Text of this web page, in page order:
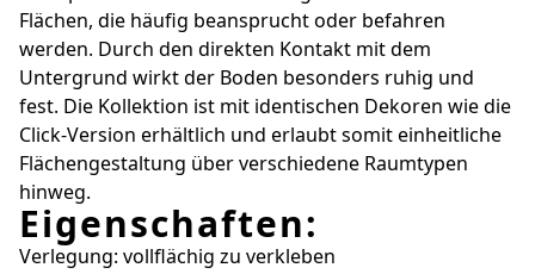
Flächen, die häufig beansprucht oder befahren
werden. Durch den direkten Kontakt mit dem
Untergrund wirkt der Boden besonders ruhig und
fest. Die Kollektion ist mit identischen Dekoren wie die
Click-Version erhältlich und erlaubt somit einheitliche
Flächengestaltung über verschiedene Raumtypen
hinweg.
Eigenschaften:
Verlegung: vollflächig zu verkleben